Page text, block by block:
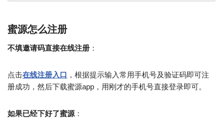
蜜源怎么注册
不填邀请码直接在线注册 ：
点击在线注册入口 ，根据提示输入常用手机号及验证码即可注
册成功，然后下载蜜源app，用刚才的手机号直接登录即可。
如果已经下好了蜜源 ：